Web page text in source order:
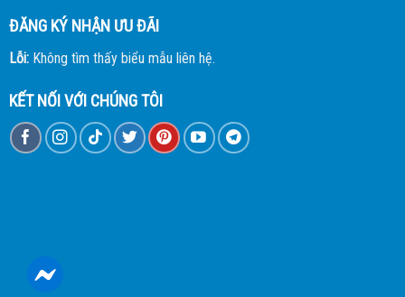
ĐĂNG KÝ NHẬN ƯU ĐÃI
Lỗi:Không tìm thấy biểu mẫu liên hệ.
KẾT NỐI VỚI CHÚNG TÔI